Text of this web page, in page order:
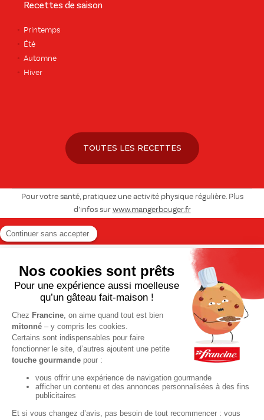
Recettes de saison
Printemps
Été
Automne
Hiver
TOUTES LES RECETTES
Pour votre santé, pratiquez une activité physique régulière. Plus
d’infos sur www.mangerbouger.fr